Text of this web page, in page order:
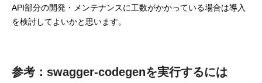
API部分の開発・メンテナンスに工数がかかっている場合は導入
を検討してよいかと思います。
参考：swagger-codegenを実行するには